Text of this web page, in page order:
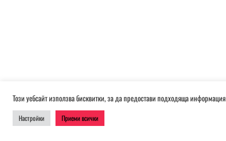
Този уебсайт използва бисквитки, за да предостави подходяща
Настройки Приеми всички